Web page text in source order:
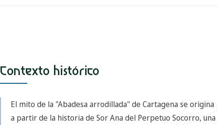
Contexto histórico
El mito de la "Abadesa arrodillada" de Cartagena se origina
a partir de la historia de Sor Ana del Perpetuo Socorro, una